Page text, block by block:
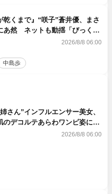
乾くまで』“咲子”蒼井優、まさ
あ然 ネットも動揺「びっくり
ら?!」（ネタバレあり）
2026/8/8 06:00
中島歩
さん”インフルエンサー美女、
のデコルテあらわワンピ姿に反
2026/8/8 06:00